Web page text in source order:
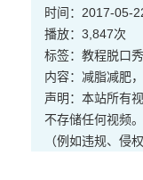
时间：2017-05-
播放：3,847次
标签： 教程脱口秀
内容：减脂减肥
声明：本站所有
不存储任何视频
（例如违规、侵